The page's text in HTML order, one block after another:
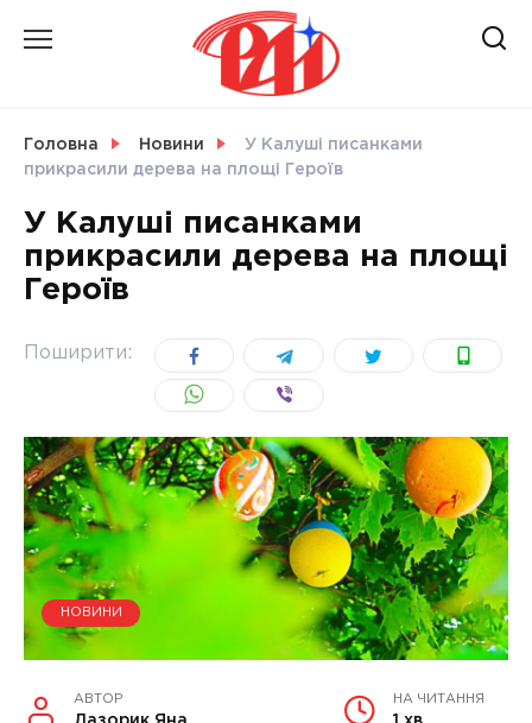
Головна Новини
У Калуші писанками
прикрасили дерева на площі Героїв
У Калуші писанками
прикрасили дерева на площі
Героїв
Поширити:
НОВИНИ
АВТОР НА ЧИТАННЯ